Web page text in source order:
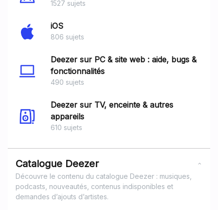
1527 sujets
iOS
806 sujets
Deezer sur PC & site web : aide, bugs &
fonctionnalités
490 sujets
Deezer sur TV, enceinte & autres
appareils
610 sujets
Catalogue Deezer
Découvre le contenu du catalogue Deezer : musiques,
podcasts, nouveautés, contenus indisponibles et
demandes d’ajouts d’artistes.